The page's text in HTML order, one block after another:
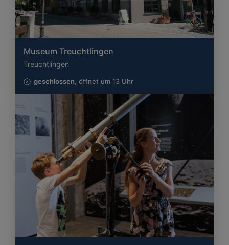
Museum Treuchtlingen
Treuchtlingen
geschlossen , öffnet um 13 Uhr